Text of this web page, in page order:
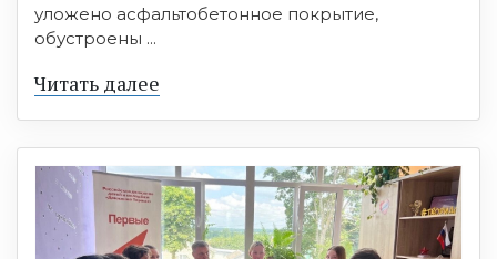
уложено асфальтобетонное покрытие,
обустроены ...
Читать далее